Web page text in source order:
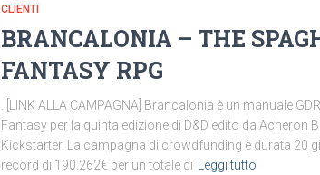
CLIENTI
BRANCALONIA – THE
FANTASY RPG
. [LINK ALLA CAMPAGNA] Brancalonia è un manuale
Fantasy per la quinta edizione di D&D edito da Acheron
Kickstarter. La campagna di crowdfunding è durata 20
record di 190.262€ per un totale di
Leggi tutto